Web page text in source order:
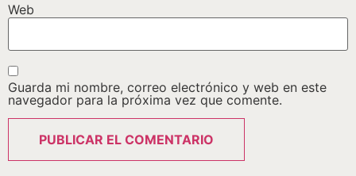
Web
Guarda mi nombre, correo electrónico y web en este
navegador para la próxima vez que comente.